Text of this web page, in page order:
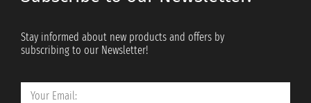
Stay informed about new products and offers by
subscribing to our Newsletter!